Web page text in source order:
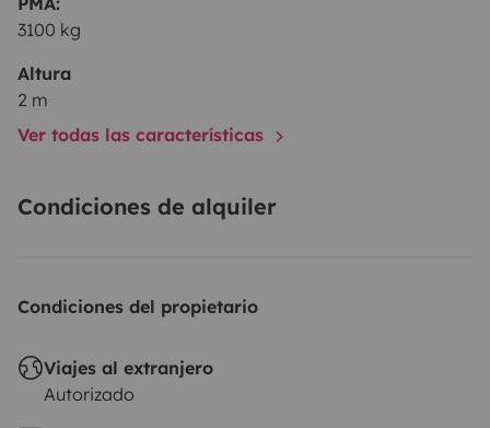
3100 kg
Altura
2 m
Ver todas las características
Condiciones de alquiler
Condiciones del propietario
Viajes al extranjero
Autorizado